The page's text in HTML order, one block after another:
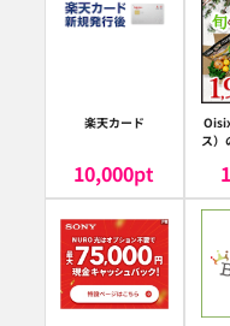
楽天カード
10,000pt
ス）